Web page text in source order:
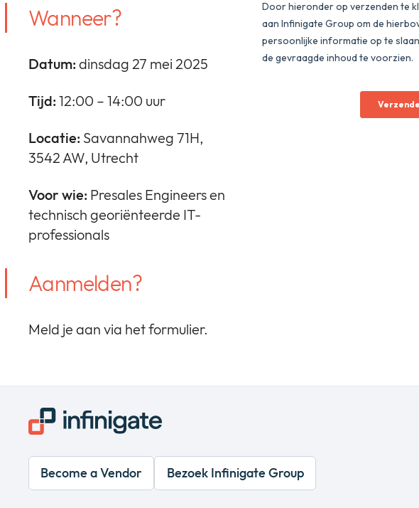
Wanneer?
Datum:dinsdag 27 mei 2025
Tijd:12:00 – 14:00 uur
Locatie: Savannahweg 71H,
3542 AW, Utrecht
Voor wie: Presales Engineers en
technisch georiënteerde IT-
professionals
Aanmelden?
Meld je aan via het formulier.
Become a Vendor Bezoek Infinigate Group